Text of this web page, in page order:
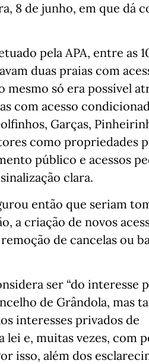
8 de junho, em que dá
pela APA, entre as
duas praias com
mesmo só era possível
com acesso
Garças,
como propriedades
público e acessos
clara.
então que seriam
a criação de novos
de cancelas ou
ser “do interesse
de Grândola, mas
interesses privados de
e, muitas vezes, com
isso, além dos